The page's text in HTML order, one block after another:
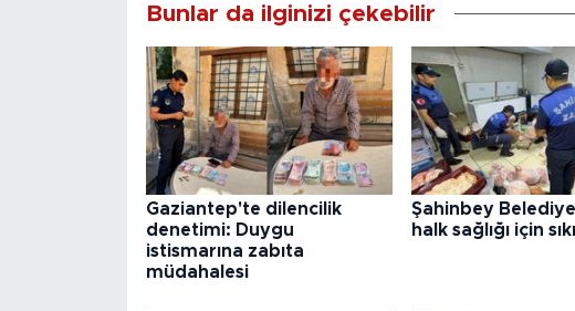
Bunlar da ilginizi çekebilir
Gaziantep'te dilencilik
denetimi: Duygu
istismarına zabıta
müdahalesi
Şahinbey
halk sağlığı için